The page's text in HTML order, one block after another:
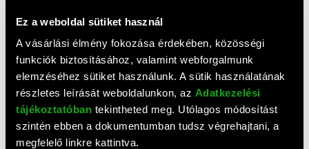
Ez a weboldal sütiket használ
A vásárlási élmény fokozása érdekében, közösségi
funkciók biztosításához, valamint webforgalmunk
elemzéséhez sütiket használunk. A sütik használatának
részletes leírását weboldalunkon, az Adatkezelési
tájékoztatóban tekintheted meg. Utólagos módosítást
szintén ebben a dokumentumban tudsz végrehajtani, a
megfelelő linkre kattintva.
Gigapack Google Pixel 10
Pro szilikon telefonvédő
(ütésállóság, kameravédő,
3d) fekete
1 900 HUF
Spigen Google Pixel 9a
tough armor mag műanyag
telefonvédő (ütésállóság,
kitámasztó, magsafe)
fekete
11 110 HUF